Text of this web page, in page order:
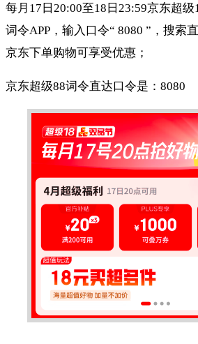
每月17日20:00至18日23:59京东超
词令APP，输入口令“ 8080 ”，搜索
京东下单购物可享受优惠；
京东超级88词令直达口令是：8080